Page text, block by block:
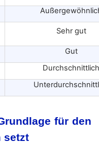
Sehr gut
Gut
Durchschnittlich
für den
setzt